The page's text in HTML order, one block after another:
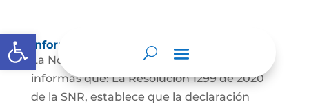
Abrir barra de herramientas
Información para Mujeres.
La Notaría Primera de Bello se permite
informas que: La Resolución 1299 de 2020
de la SNR, establece que la declaración